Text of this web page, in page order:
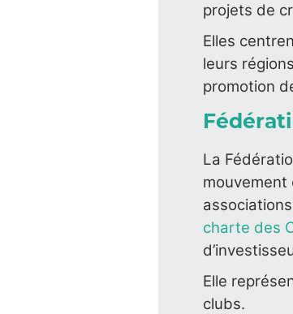
projets de
Elles
leurs
promotion
La
mouvement
charte des
Elle
clubs.